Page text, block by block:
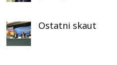
Ostatni skaut